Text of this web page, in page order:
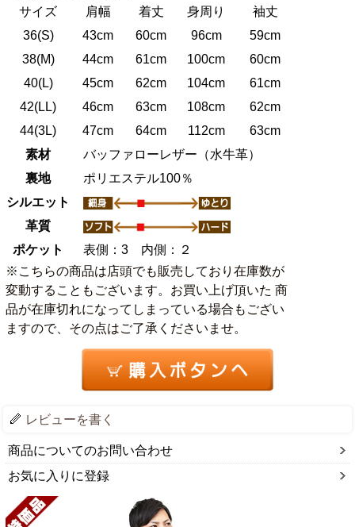
サイズ
肩幅 着丈 身周り
袖丈
36(S)
43cm 60cm 96cm
59cm
38(M)
44cm 61cm 100cm
60cm
40(L)
45cm 62cm 104cm
61cm
42(LL)
46cm 63cm 108cm
62cm
44(3L)
47cm 64cm 112cm
63cm
素材
バッファローレザー（水牛革）
裏地
ポリエステル100％
シルエット
革質
ポケット
表側：3 内側：２
※こちらの商品は店頭でも販売しており在庫数が
変動することもございます。お買い上げ頂いた 商
品が在庫切れになってしまっている場合もござい
ますので、その点はご了承くださいませ。
レビューを書く
商品についてのお問い合わせ
お気に入りに登録